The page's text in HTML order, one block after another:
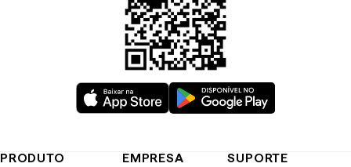
PRODUTO
EMPRESA
SUPORTE